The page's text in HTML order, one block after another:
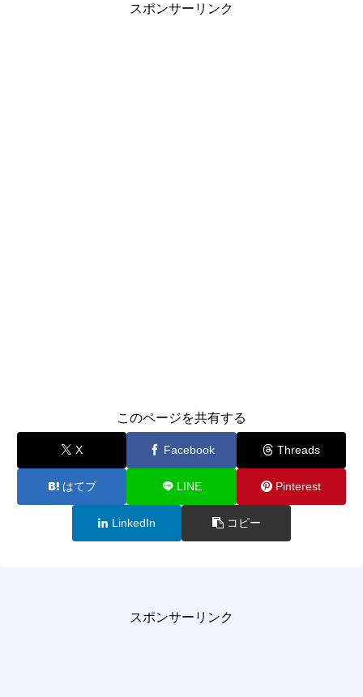
スポンサーリンク
このページを共有する
X Facebook Threads
はてブ LINE Pinterest
LinkedIn コピー
スポンサーリンク